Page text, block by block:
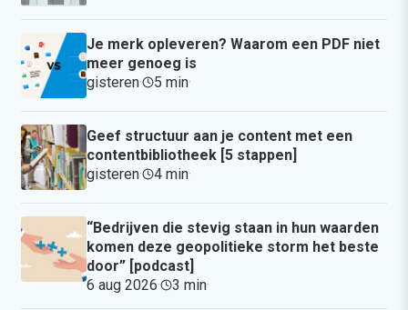
Je merk opleveren? Waarom een PDF niet
meer genoeg is
gisteren· 5 min·
Geef structuur aan je content met een
contentbibliotheek [5 stappen]
gisteren· 4 min·
“Bedrijven die stevig staan in hun waarden
komen deze geopolitieke storm het beste
door” [podcast]
6 aug 2026· 3 min·